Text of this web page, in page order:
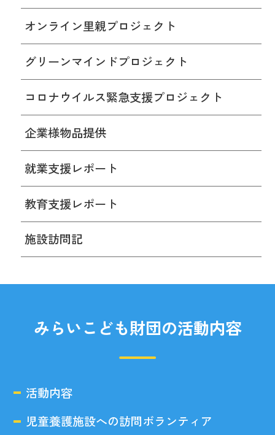
オンライン里親プロジェクト
グリーンマインドプロジェクト
コロナウイルス緊急支援プロジェクト
企業様物品提供
就業支援レポート
教育支援レポート
施設訪問記
みらいこども財団の活動内容
活動内容
児童養護施設への訪問ボランティア